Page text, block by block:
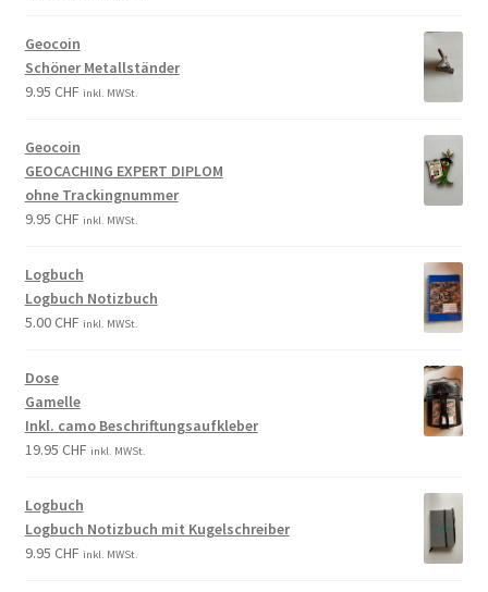
Geocoin
Schöner Metallständer
9.95 CHF inkl. MWSt.
Geocoin
GEOCACHING EXPERT DIPLOM
ohne Trackingnummer
9.95 CHF inkl. MWSt.
Logbuch
Logbuch Notizbuch
5.00CHF inkl. MWSt.
Dose
Gamelle
Inkl. camo Beschriftungsaufkleber
19.95 CHF inkl. MWSt.
Logbuch
Logbuch Notizbuch mit Kugelschreiber
9.95 CHF inkl. MWSt.